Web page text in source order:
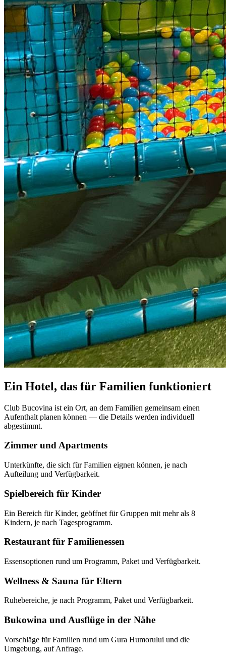
Ein Hotel, das für Familien funktioniert
Club Bucovina ist ein Ort, an dem Familien gemeinsam einen
Aufenthalt planen können — die Details werden individuell
abgestimmt.
Zimmer und Apartments
Unterkünfte, die sich für Familien eignen können, je nach
Aufteilung und Verfügbarkeit.
Spielbereich für Kinder
Ein Bereich für Kinder, geöffnet für Gruppen mit mehr als 8
Kindern, je nach Tagesprogramm.
Restaurant für Familienessen
Essensoptionen rund um Programm, Paket und Verfügbarkeit.
Wellness & Sauna für Eltern
Ruhebereiche, je nach Programm, Paket und Verfügbarkeit.
Bukowina und Ausflüge in der Nähe
Vorschläge für Familien rund um Gura Humorului und die
Umgebung, auf Anfrage.